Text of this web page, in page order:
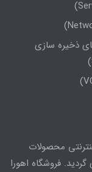
ذخیره سازی
محصولات
اندازی گردید. فروشگاه اهورا